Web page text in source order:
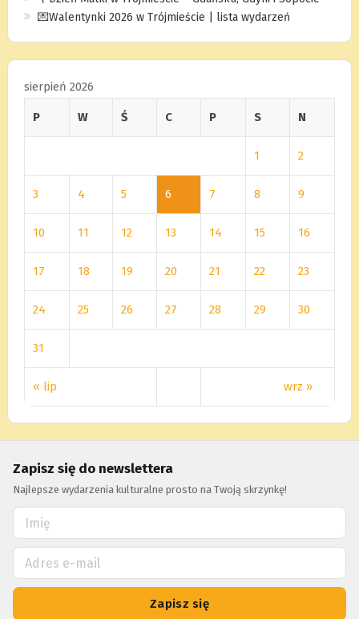
💌Walentynki 2026 w Trójmieście | lista wydarzeń
sierpień 2026
P W Ś C P S N
« lip wrz »
1 2
3 4 5 6 7 8 9
10 11 12 13 14 15 16
17 18 19 20 21 22 23
24 25 26 27 28 29 30
31
Zapisz się do newslettera
Najlepsze wydarzenia kulturalne prosto na Twoją skrzynkę!
Zapisz się